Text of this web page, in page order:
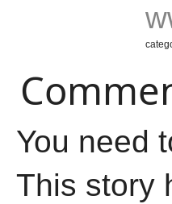
You need
This story